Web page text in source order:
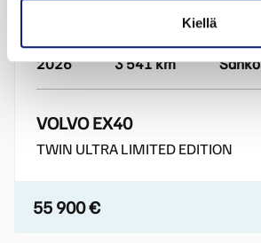
Kiellä
2026 3 541 km Sähkö
VOLVO EX40
TWIN ULTRA LIMITED EDITION
55 900 €